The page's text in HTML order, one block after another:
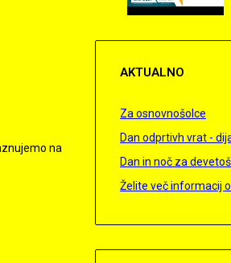
na
AKTUALNO
Za osnovnošolce
Dan odprtivh vrat -
Dan in noč za
Želite več informacij